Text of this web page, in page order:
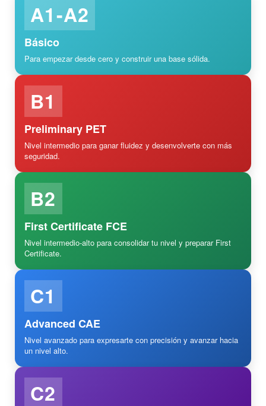
A1-A2
Básico
Para empezar desde cero y construir una base sólida.
B1
Preliminary PET
Nivel intermedio para ganar fluidez y desenvolverte con más
seguridad.
B2
First Certificate FCE
Nivel intermedio-alto para consolidar tu nivel y preparar First
Certificate.
C1
Advanced CAE
Nivel avanzado para expresarte con precisión y avanzar hacia
un nivel alto.
C2